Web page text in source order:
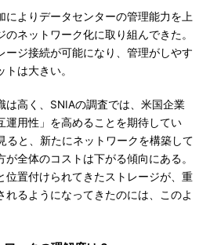
よりデータセンターの管理能力を上
ネットワーク化に取り組んできた。
ージ接続が可能になり、管理がしやす
は大きい。
高く、SNIAの調査では、米国企業
運用性」を高めることを期待してい
ると、新たにネットワークを構築して
全体のコストは下がる傾向にある。
位置付けられてきたストレージが、重
れるようになってきたのには、このよ